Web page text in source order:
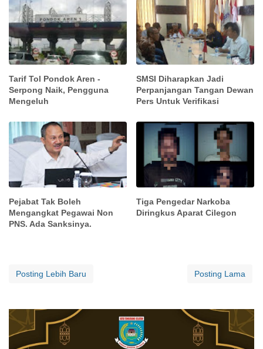
Tarif Tol Pondok Aren -
Serpong Naik, Pengguna
Mengeluh
SMSI Diharapkan Jadi
Perpanjangan Tangan Dewan
Pers Untuk Verifikasi
Pejabat Tak Boleh
Mengangkat Pegawai Non
PNS. Ada Sanksinya.
Tiga Pengedar Narkoba
Diringkus Aparat Cilegon
Posting Lebih Baru Posting Lama